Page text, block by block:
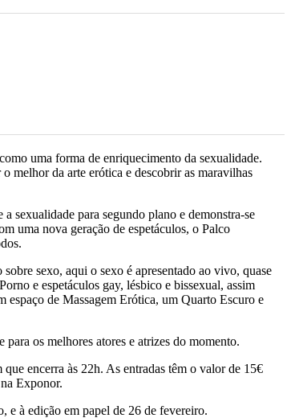
uma forma de enriquecimento da sexualidade.
melhor da arte erótica e descobrir as maravilhas
sexualidade para segundo plano e demonstra-se
uma nova geração de espetáculos, o Palco
sexo, aqui o sexo é apresentado ao vivo, quase
e espetáculos gay, lésbico e bissexual, assim
de Massagem Erótica, um Quarto Escuro e
os melhores atores e atrizes do momento.
encerra às 22h. As entradas têm o valor de 15€
Exponor.
e à edição em papel de 26 de fevereiro.